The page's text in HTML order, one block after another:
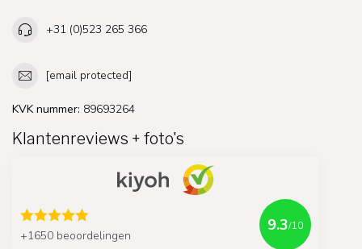
+31 (0)523 265 366
[email protected]
KVK nummer: 89693264
Klantenreviews + foto's
+1650 beoordelingen
9.3/10